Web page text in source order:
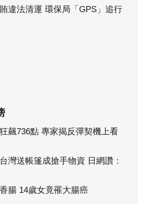
違法清運 環保局「GPS」追行
飆736點 專家揭反彈契機上看
灣送帳篷成搶手物資 日網讚：
腸 14歲女竟罹大腸癌